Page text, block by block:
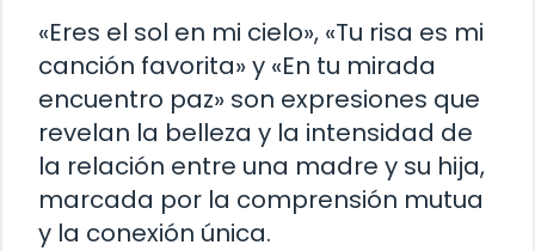
«Eres el sol en mi cielo», «Tu risa es mi
canción favorita» y «En tu mirada
encuentro paz» son expresiones que
revelan la belleza y la intensidad de
la relación entre una madre y su hija,
marcada por la comprensión mutua
y la conexión única.